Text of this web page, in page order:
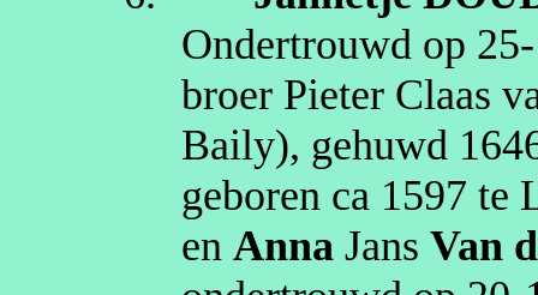
Ondertrouwd op
broer Pieter Claas
Baily), gehuwd
geboren ca 1597 te
enAnna Jans Van